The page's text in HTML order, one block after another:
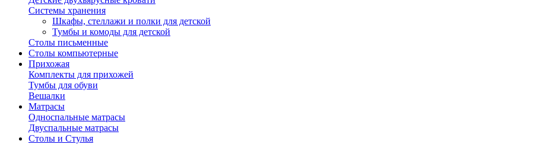
Системы хранения
Шкафы, стеллажи и полки для детской
Тумбы и комоды для детской
Столы письменные
Столы компьютерные
Прихожая
Комплекты для прихожей
Тумбы для обуви
Вешалки
Матрасы
Односпальные матрасы
Двуспальные матрасы
Столы и Стулья